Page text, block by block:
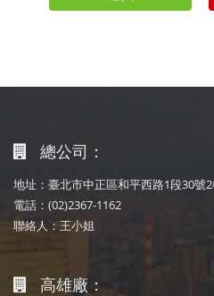
總公司：
地址：臺北市中正區和平西路1段30號
電話：(02)2367-1162
聯絡人：王小姐
高雄廠：